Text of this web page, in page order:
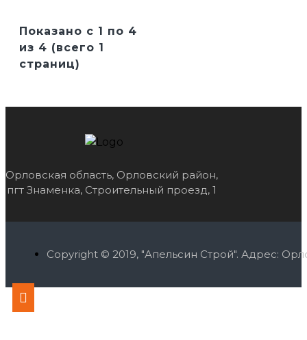
Показано с 1 по 4
из 4 (всего 1
страниц)
Орловская область, Орловский район,
пгт Знаменка, Строительный проезд, 1
Copyright © 2019, "Апельсин Строй". Адрес: